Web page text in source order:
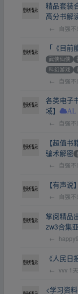
精品套装
高分书解
← 自强
「《目
武侠仙侠
科幻游戏
← 自强
各类电子
域】
AL
← 自强
【超值
骗术解密
← 自强
【有声
← 自强
掌阅精品
zw3合集
←
《人民
← vvv 1
<学习资